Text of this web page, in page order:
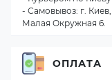
- Самовывоз: г.
Малая Окружная 6.
ОПЛАТА